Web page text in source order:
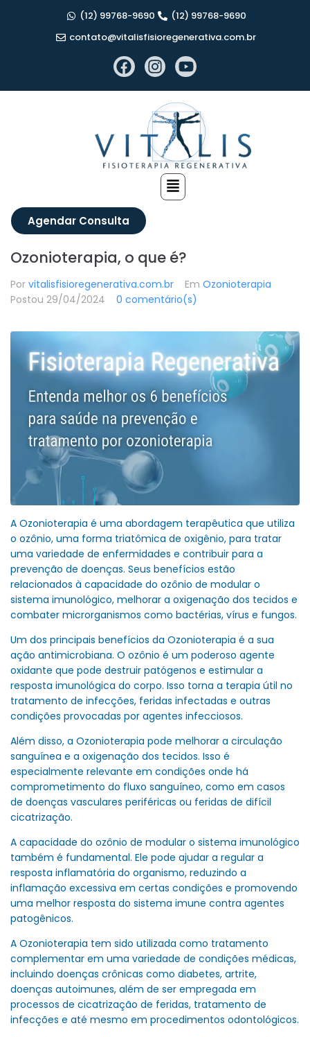
(12) 99768-9690
(12) 99768-9690
contato@vitalisfisioregenerativa.com.br
Agendar Consulta
Ozonioterapia, o que é?
Por vitalisfisioregenerativa.com.br Em Ozonioterapia
Postou 29/04/2024 0 comentário(s)
A Ozonioterapia é uma abordagem terapêutica que utiliza
o ozônio, uma forma triatômica de oxigênio, para tratar
uma variedade de enfermidades e contribuir para a
prevenção de doenças. Seus benefícios estão
relacionados à capacidade do ozônio de modular o
sistema imunológico, melhorar a oxigenação dos tecidos e
combater microrganismos como bactérias, vírus e fungos.
Um dos principais benefícios da Ozonioterapia é a sua
ação antimicrobiana. O ozônio é um poderoso agente
oxidante que pode destruir patógenos e estimular a
resposta imunológica do corpo. Isso torna a terapia útil no
tratamento de infecções, feridas infectadas e outras
condições provocadas por agentes infecciosos.
Além disso, a Ozonioterapia pode melhorar a circulação
sanguínea e a oxigenação dos tecidos. Isso é
especialmente relevante em condições onde há
comprometimento do fluxo sanguíneo, como em casos
de doenças vasculares periféricas ou feridas de difícil
cicatrização.
A capacidade do ozônio de modular o sistema imunológico
também é fundamental. Ele pode ajudar a regular a
resposta inflamatória do organismo, reduzindo a
inflamação excessiva em certas condições e promovendo
uma melhor resposta do sistema imune contra agentes
patogênicos.
A Ozonioterapia tem sido utilizada como tratamento
complementar em uma variedade de condições médicas,
incluindo doenças crônicas como diabetes, artrite,
doenças autoimunes, além de ser empregada em
processos de cicatrização de feridas, tratamento de
infecções e até mesmo em procedimentos odontológicos.